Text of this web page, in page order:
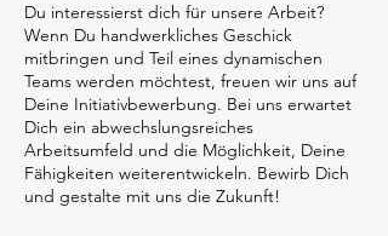
Du interessierst dich für unsere Arbeit?
Wenn Du handwerkliches Geschick
mitbringen und Teil eines dynamischen
Teams werden möchtest, freuen wir uns auf
Deine Initiativbewerbung. Bei uns erwartet
Dich ein abwechslungsreiches
Arbeitsumfeld und die Möglichkeit, Deine
Fähigkeiten weiterentwickeln. Bewirb Dich
und gestalte mit uns die Zukunft!